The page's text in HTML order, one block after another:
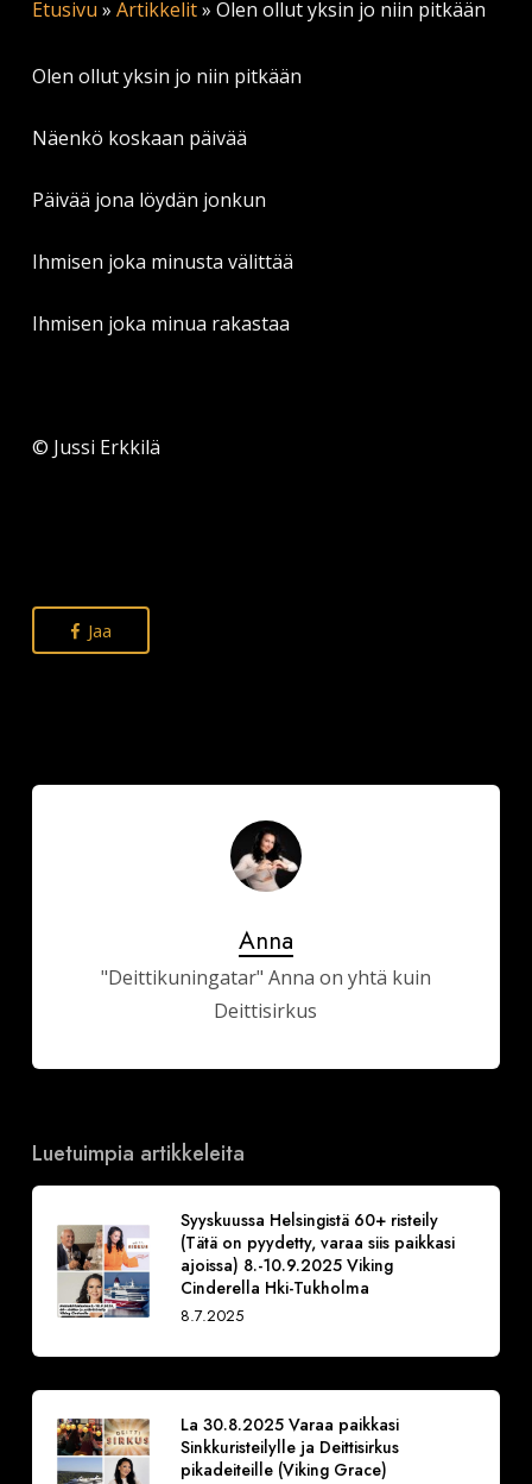
Etusivu » Artikkelit» Olen ollut yksin jo niin pitkään
Olen ollut yksin jo niin pitkään
Näenkö koskaan päivää
Päivää jona löydän jonkun
Ihmisen joka minusta välittää
Ihmisen joka minua rakastaa
© Jussi Erkkilä
Jaa
Anna
"Deittikuningatar" Anna on yhtä kuin
Deittisirkus
Luetuimpia artikkeleita
Syyskuussa Helsingistä 60+ risteily
(Tätä on pyydetty, varaa siis paikkasi
ajoissa) 8.-10.9.2025 Viking
Cinderella Hki-Tukholma
8.7.2025
La 30.8.2025 Varaa paikkasi
Sinkkuristeilylle ja Deittisirkus
pikadeiteille (Viking Grace)